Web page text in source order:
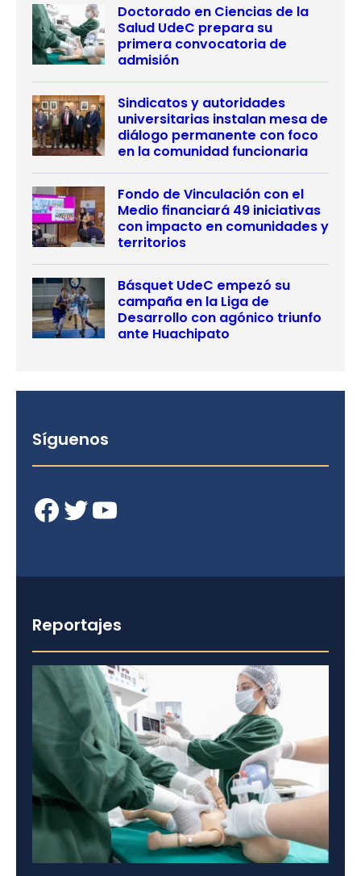
Doctorado en Ciencias de la
Salud UdeC prepara su
primera convocatoria de
admisión
Sindicatos y autoridades
universitarias instalan mesa de
diálogo permanente con foco
en la comunidad funcionaria
Fondo de Vinculación con el
Medio financiará 49 iniciativas
con impacto en comunidades y
territorios
Básquet UdeC empezó su
campaña en la Liga de
Desarrollo con agónico triunfo
ante Huachipato
Síguenos
Facebook Twitter YouTube
Reportajes